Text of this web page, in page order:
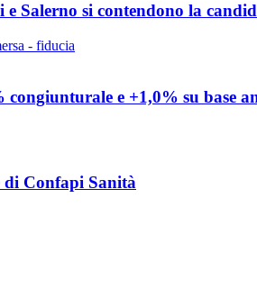
Salerno si contendono la
congiunturale e +1,0% su base
di Confapi Sanità